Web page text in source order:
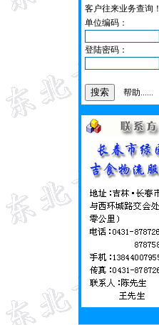
客户往来业务查询！
单位编码：
登陆密码：
帮助......